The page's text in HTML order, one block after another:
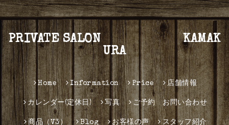
PRIVATE SALON KAMAK
URA
Home Information Price 店舗情報
カレンダー(定休日) 写真 ご予約 お問い合わせ
商品（V3） Blog お客様の声 スタッフ紹介